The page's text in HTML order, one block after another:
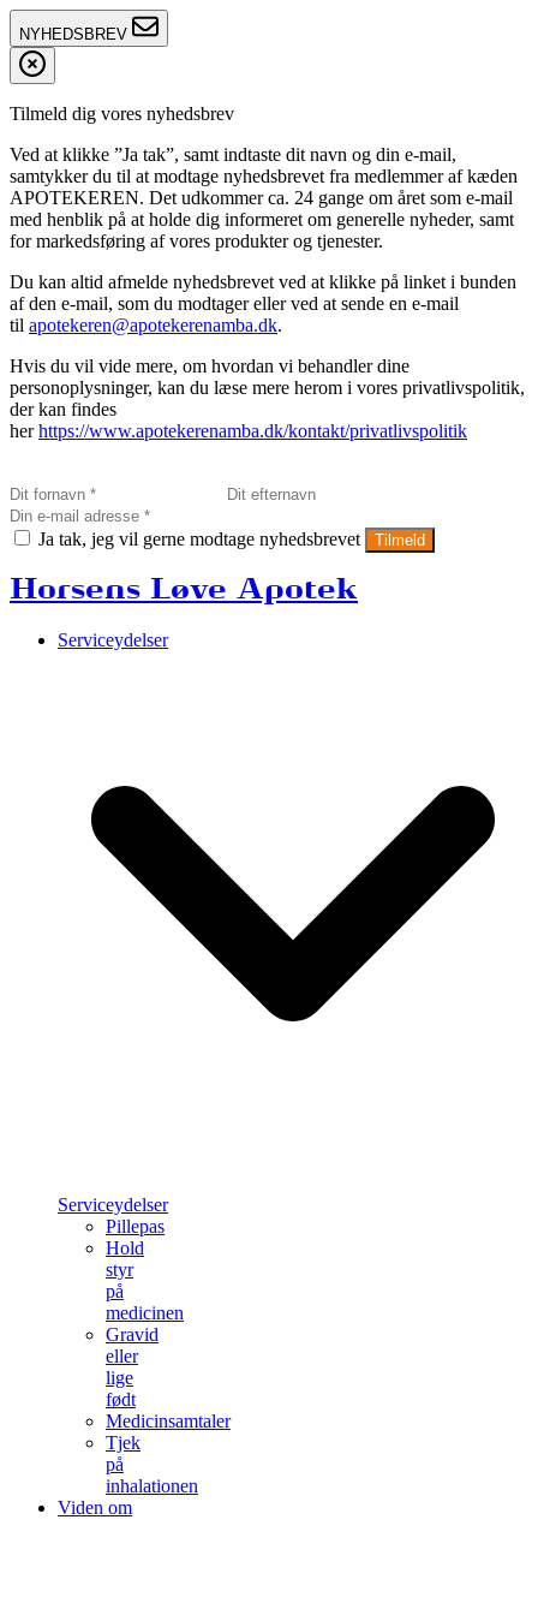
NYHEDSBREV
Tilmeld dig vores nyhedsbrev
Ved at klikke ”Ja tak”, samt indtaste dit navn og din e-mail,
samtykker du til at modtage nyhedsbrevet fra medlemmer af kæden
APOTEKEREN. Det udkommer ca. 24 gange om året som e-mail
med henblik på at holde dig informeret om generelle nyheder, samt
for markedsføring af vores produkter og tjenester.
Du kan altid afmelde nyhedsbrevet ved at klikke på linket i bunden
af den e-mail, som du modtager eller ved at sende en e-mail
til apotekeren@apotekerenamba.dk.
Hvis du vil vide mere, om hvordan vi behandler dine
personoplysninger, kan du læse mere herom i vores privatlivspolitik,
der kan findes
herhttps://www.apotekerenamba.dk/kontakt/privatlivspolitik
Ja tak, jeg vil gerne modtage nyhedsbrevet Tilmeld
Horsens Løve Apotek
Serviceydelser
Serviceydelser
Pillepas
Hold
styr
på
medicinen
Gravid
eller
lige
født
Medicinsamtaler
Tjek
på
inhalationen
Viden om